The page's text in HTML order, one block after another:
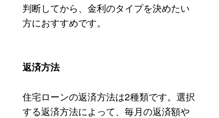
判断してから、金利のタイプを決めたい
方におすすめです。
返済方法
住宅ローンの返済方法は2種類です。選択
する返済方法によって、毎月の返済額や